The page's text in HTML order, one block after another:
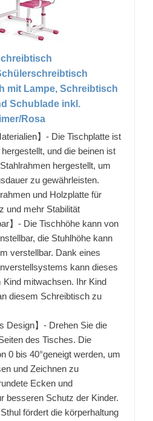
mit Lampe, Schreibtisch
Schublade inkl.
Rosa
】- Die Tischplatte ist
und die beinen ist
hergestellt, um
zu gewährleisten.
und Holzplatte für
und mehr Stabilität
】- Die Tischhöhe kann von
die Stuhlhöhe kann
verstellbar. Dank eines
kann dieses
Kind mitwachsen. Ihr Kind
diesem Schreibtisch zu
Design】- Drehen Sie die
des Tisches. Die
0 bis 40°geneigt werden, um
und Zeichnen zu
Ecken und
besseren Schutz der Kinder.
fördert die körperhaltung